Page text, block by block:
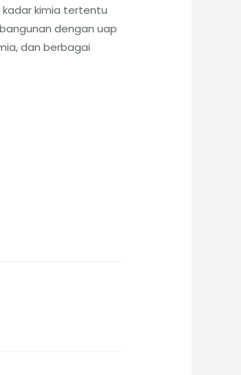
kimia tertentu
dengan uap
dan berbagai